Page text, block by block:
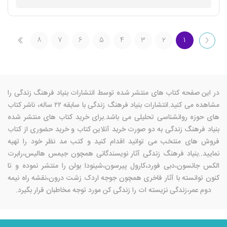
۱ ۲ ۳ ۴ ۵ ۶ ۷ ۸
در این صفحه کتاب های منتشر شده توسط انتشارات بنیاد فرهنگ زندگی را
مشاهده می کنید.انتشارات بنیاد فرهنگ زندگی با سابقه ۲۲ ساله، ناشر کتاب
های حوزه روانشناسی تحلیلی می باشد.برای خرید کتاب های منتشر شده
بنیاد فرهنگ زندگی به دو صورت خرید آنلاین کتاب و خرید حضوری از کتاب
فروش های منتخب می توانید اقدام کنید و کتب مد نظر خود را تهیه
نمایید..بنیاد فرهنگ زندگی آثار نویسندگانی همچون جیمس هالیس،رابرت
الکس جانسون،دبی فورد،کارول پیرسون،شینودا بولن را منتشر نموده و تا
کنون توانسته با آثار فاخری همچون جوجه اردک زشت درون،نقشه راه نیمه
دوم عمر،زندگی نزیسته ات را زندگی کن مورد توجه مخاطبان قرار بگیرد.